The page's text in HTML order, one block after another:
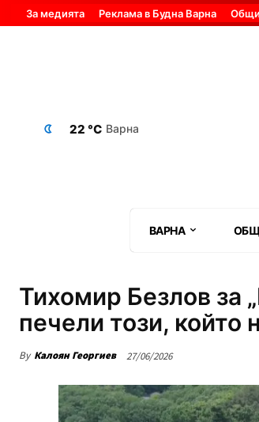
За медията Реклама в Будна Варна Общи
22 °C Варна
ВАРНА
Тихомир Безлов за
печели този, който
By Калоян Георгиев 27/06/2026